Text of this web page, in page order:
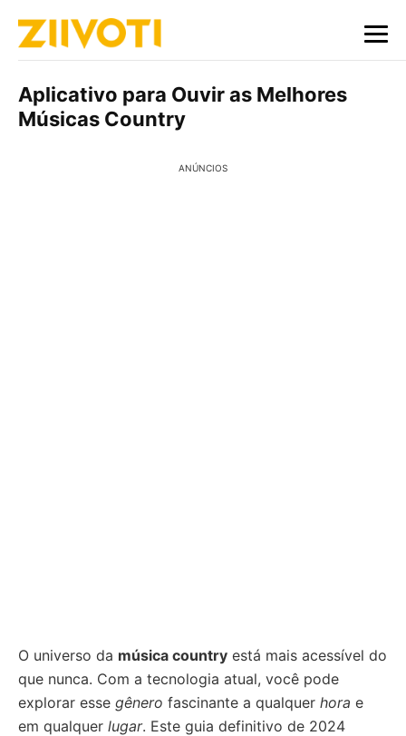
Aplicativo para Ouvir as Melhores
Músicas Country
ANÚNCIOS
O universo da música country está mais acessível do
que nunca. Com a tecnologia atual, você pode
explorar esse gênero fascinante a qualquer hora e
em qualquer lugar. Este guia definitivo de 2024